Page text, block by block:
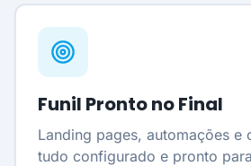
Funil Pronto no Final
Landing pages, automações e
tudo configurado e pronto